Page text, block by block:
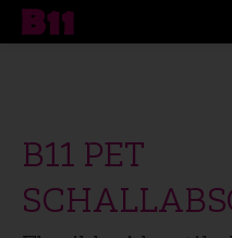
B11 PET